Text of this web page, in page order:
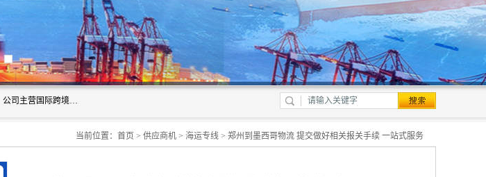
深圳市博冠国际物流有限公司是一家国际化物流公司，致力于打造国际成员之一的物流服务平台。公司主营国际跨境运输业务，提供国际快递、FBA空派专线、国际海空运、国际空运专线、中欧铁路运输等国际海空运、国际快递、国际铁路运输及跨境专线物流等各类进出口运输方面的业务。
当前位置： 首页 > 供应商机 > 海运专线 > 郑州到墨西哥物流 提交做好相关报关手续 一站式服务